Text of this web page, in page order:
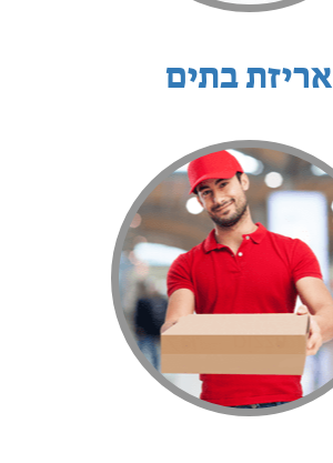
אריזת בתים